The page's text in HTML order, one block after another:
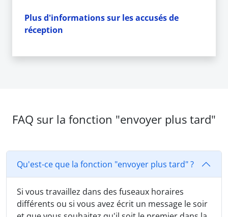
Plus d'informations sur les accusés de
réception
FAQ sur la fonction "envoyer plus tard"
Qu'est-ce que la fonction "envoyer plus tard" ?
Si vous travaillez dans des fuseaux horaires
différents ou si vous avez écrit un message le soir